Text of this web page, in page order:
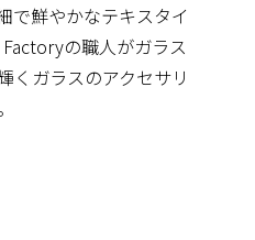
で鮮やかなテキスタイ
の職人がガラス
くガラスのアクセサリ